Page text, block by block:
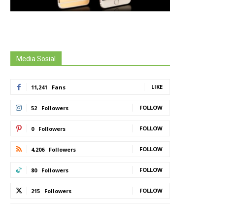
Media Sosial
11,241 Fans LIKE
52 Followers FOLLOW
0 Followers FOLLOW
4,206 Followers FOLLOW
80 Followers FOLLOW
215 Followers FOLLOW